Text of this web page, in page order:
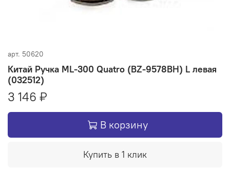
арт. 50620
Китай Ручка ML-300 Quatro (BZ-9578BH) L левая
(032512)
3 146 ₽
В корзину
Купить в 1 клик